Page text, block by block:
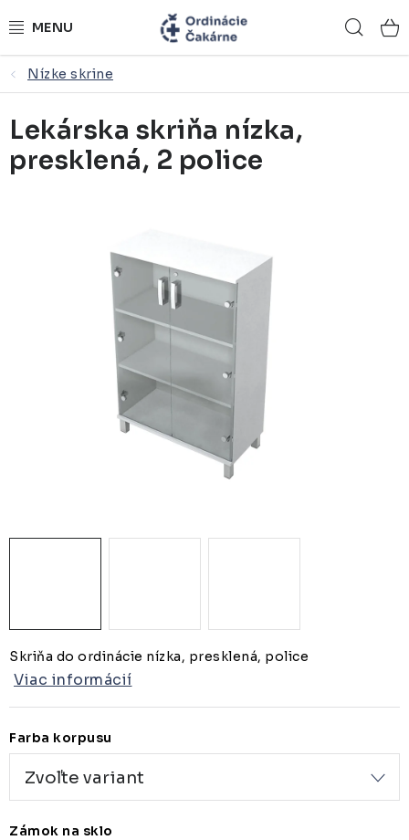
na
obsah
ORDINÁCIE NA MIERU
ZDRAVOTNÍCKY NÁBYTOK
LEKÁRSKE VYBAVENIE
NÁSTROJOVÉ STOLÍKY
ŽIDLE A LAVICE
ZDRAVOTNÍCKE LEHÁTKA
Obchodné podmienky
Nízke skrine
Skriňa do ordinácie nízka, presklená, police
Viac informácií
Farba korpusu
Zámok na sklo
Lekárska skriňa nízka,
presklená, 2 police